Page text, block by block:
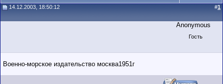
14.12.2003, 18:50:12 #1
Anonymous
Гость
Военно-морское издательство москва1951г